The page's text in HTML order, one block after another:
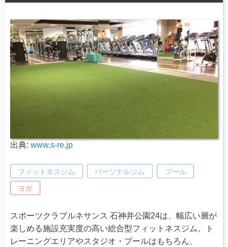
出典: www.s-re.jp
フィットネスジム パーソナルジム プール
ヨガ
スポーツクラブルネサンス 石神井公園24は、幅広い層が
楽しめる施設充実度の高い総合型フィットネスジム。ト
レーニングエリアやスタジオ・プールはもちろん、